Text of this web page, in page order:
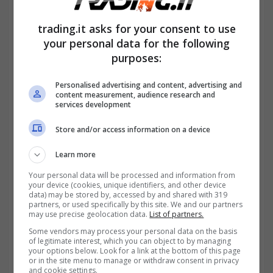
indicava che il condomino
in un altro edificio.
Il giudice ritiene che le comunicazioni non
sono valide, perché non ci poteva essere
certezza assoluta nel fatto che il destinatario
trading.it asks for your consent to use
your personal data for the following
purposes:
Personalised advertising and content, advertising and
content measurement, audience research and
services development
Store and/or access information on a device
Learn more
Your personal data will be processed and information from
your device (cookies, unique identifiers, and other device
data) may be stored by, accessed by and shared with 319
partners, or used specifically by this site. We and our partners
may use precise geolocation data. List of partners.
Some vendors may process your personal data on the basis
of legitimate interest, which you can object to by managing
your options below. Look for a link at the bottom of this page
or in the site menu to manage or withdraw consent in privacy
and cookie settings.